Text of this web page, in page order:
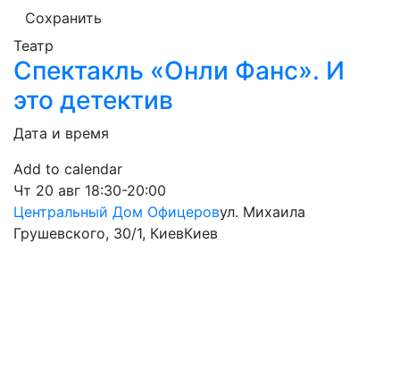
Сохранить
Театр
Спектакль «Онли Фанс». И
это детектив
Дата и время
Add to calendar
Чт 20 авг 18:30-20:00
Центральный Дом Офицеровул. Михаила
Грушевского, 30/1, КиевКиев